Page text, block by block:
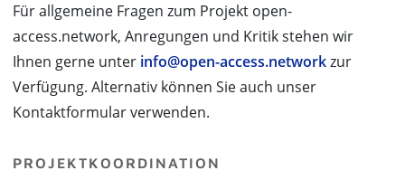
Für allgemeine Fragen zum Projekt open-
access.network, Anregungen und Kritik stehen wir
Ihnen gerne unter info@open-access.networkzur
Verfügung. Alternativ können Sie auch unser
Kontaktformular verwenden.
PROJEKTKOORDINATION